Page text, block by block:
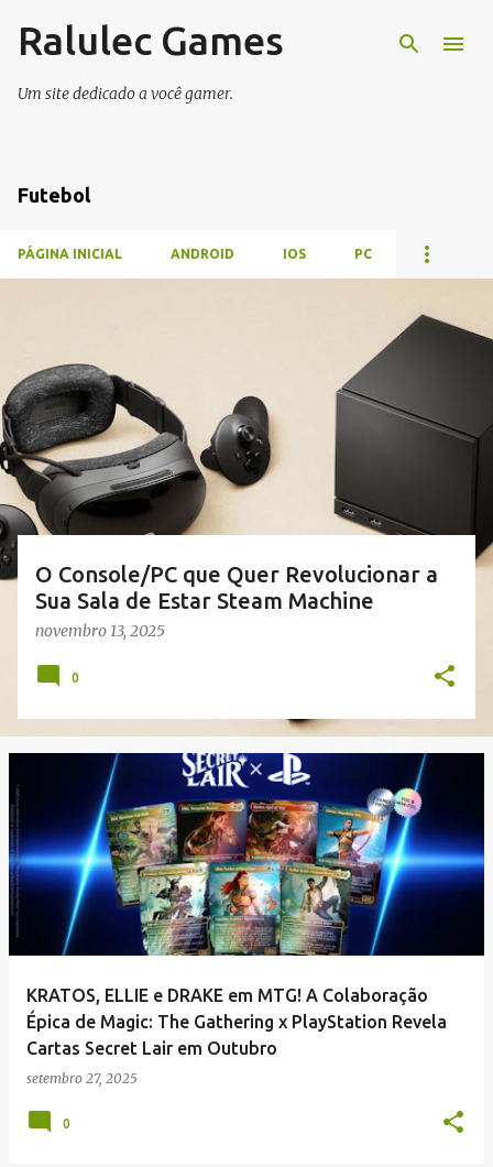
Pular para o conteúdo principal
Ralulec Games
Um site dedicado a você gamer.
Futebol
PÁGINA INICIAL ANDROID IOS PC
t
a
g
e
n
s
O Console/PC que Quer Revolucionar a
Sua Sala de Estar Steam Machine
novembro 13, 2025
0
KRATOS, ELLIE e DRAKE em MTG! A Colaboração
Épica de Magic: The Gathering x PlayStation Revela
Cartas Secret Lair em Outubro
setembro 27, 2025
0